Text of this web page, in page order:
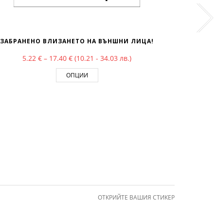
ЗАБРАНЕНО ВЛИЗАНЕТО НА ВЪНШНИ ЛИЦА!
5.22 € – 17.40 €Price range: 5.22 € through 17.40 €
(10.21 - 34.03 лв.)
ОПЦИИ
ОТКРИЙТЕ ВАШИЯ СТИКЕР